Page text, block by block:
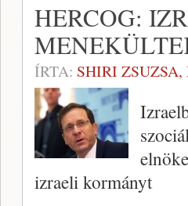
HERCOG:
ÍRTA: SHIRI
izraeli kormányt